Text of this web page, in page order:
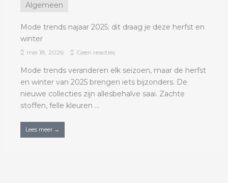
Algemeen
Mode trends najaar 2025: dit draag je deze herfst en
winter
mei 18, 2026 Geen reacties
Mode trends veranderen elk seizoen, maar de herfst
en winter van 2025 brengen iets bijzonders. De
nieuwe collecties zijn allesbehalve saai. Zachte
stoffen, felle kleuren ...
Lees meer →